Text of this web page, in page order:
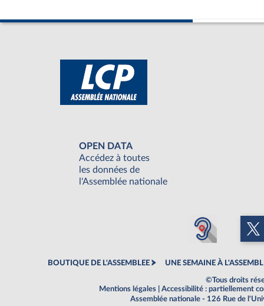
OPEN DATA
Accédez à toutes
les données de
l'Assemblée nationale
BOUTIQUE DE L'ASSEMBLEE UNE SEMAINE À
©Tous droits
Mentions légales
Accessibilité : partiellement
Assemblée nationale - 126 Rue de